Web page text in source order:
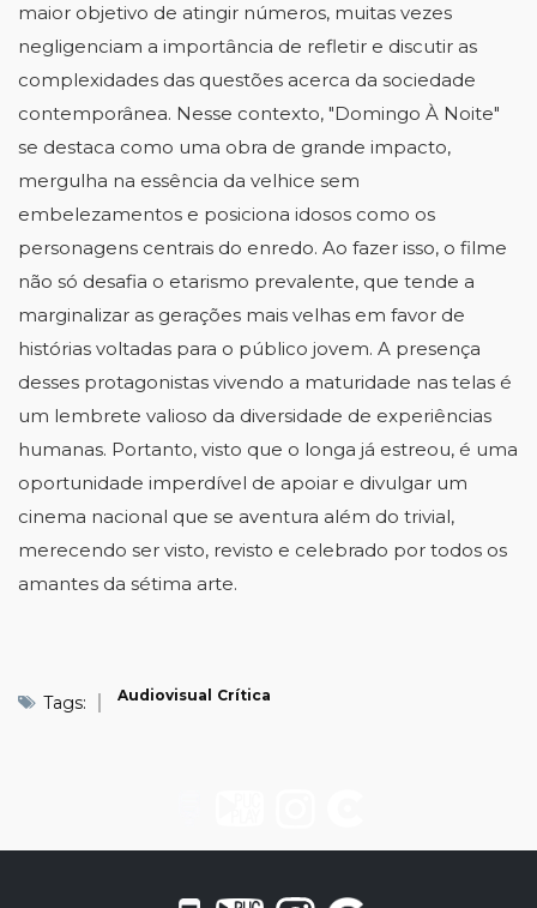
maior objetivo de atingir números, muitas vezes
negligenciam a importância de refletir e discutir as
complexidades das questões acerca da sociedade
contemporânea. Nesse contexto, "Domingo À Noite"
se destaca como uma obra de grande impacto,
mergulha na essência da velhice sem
embelezamentos e posiciona idosos como os
personagens centrais do enredo. Ao fazer isso, o filme
não só desafia o etarismo prevalente, que tende a
marginalizar as gerações mais velhas em favor de
histórias voltadas para o público jovem. A presença
desses protagonistas vivendo a maturidade nas telas é
um lembrete valioso da diversidade de experiências
humanas. Portanto, visto que o longa já estreou, é uma
oportunidade imperdível de apoiar e divulgar um
cinema nacional que se aventura além do trivial,
merecendo ser visto, revisto e celebrado por todos os
amantes da sétima arte.
Tags: Audiovisual Crítica